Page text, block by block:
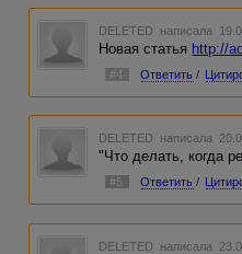
DELETED написала
Новая статья http://
#4 Ответить /
DELETED написала
"Что делать, когда
#5 Ответить /
DELETED написала